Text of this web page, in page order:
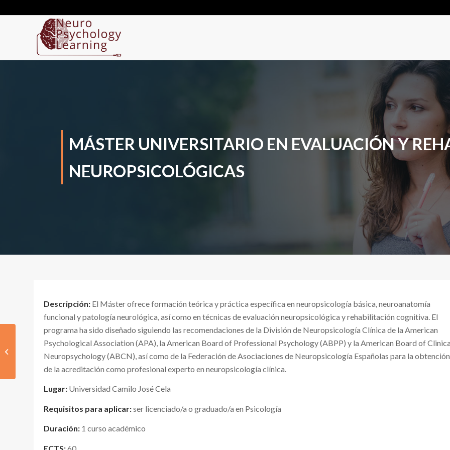
MÁSTER UNIVERSITARIO EN EVALUACIÓN Y
NEUROPSICOLÓGICAS
Descripción: El Máster ofrece formación teórica y práctica específica en neuropsicología básica, neuroanatomía
funcional y patología neurológica, así como en técnicas de evaluación neuropsicológica y rehabilitación cognitiva. El
programa ha sido diseñado siguiendo las recomendaciones de la División de Neuropsicología Clínica de la American
Psychological Association (APA), la American Board of Professional Psychology (ABPP) y la American Board of
Neuropsychology (ABCN), así como de la Federación de Asociaciones de Neuropsicología Españolas para la obtención
de la acreditación como profesional experto en neuropsicología clínica.
Lugar: Universidad Camilo José Cela
Requisitos para aplicar:ser licenciado/a o graduado/a en Psicología
Duración: 1 curso académico
Máster en
Neuropsicología Clínica